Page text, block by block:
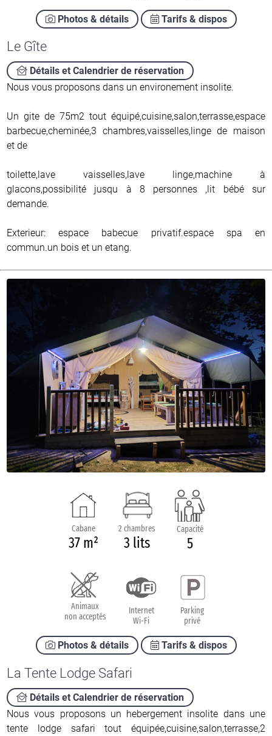
Photos & détails Tarifs & dispos
Le Gîte
Détails et Calendrier de réservation
Nous vous proposons dans un environement insolite.
Un gite de 75m2 tout équipé,cuisine,salon,terrasse,espace
barbecue,cheminée,3 chambres,vaisselles,linge de maison
et de
toilette,lave vaisselles,lave linge,machine à
glacons,possibilité jusqu à 8 personnes ,lit bébé sur
demande.
Exterieur: espace babecue privatif.espace spa en
commun.un bois et un etang.
Cabane
37 m²
2 chambres
3 lits
Capacité
5
Animaux
non acceptés
Internet
Wi-Fi
Parking
privé
Photos & détails Tarifs & dispos
La Tente Lodge Safari
Détails et Calendrier de réservation
Nous vous proposons un hebergement insolite dans une
tente lodge safari tout équipée,cuisine,salon,terrasse,2